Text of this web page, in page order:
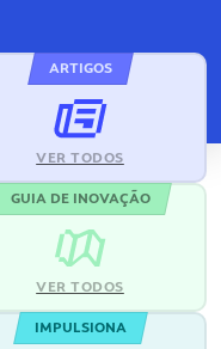
ARTIGOS
VER TODOS
GUIA DE INOVAÇÃO
VER TODOS
IMPULSIONA